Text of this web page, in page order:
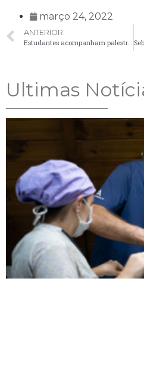
março 24, 2022
ANTERIOR
Estudantes acompanham palestra em alusão ao Dia Mundial da Água
Ultimas